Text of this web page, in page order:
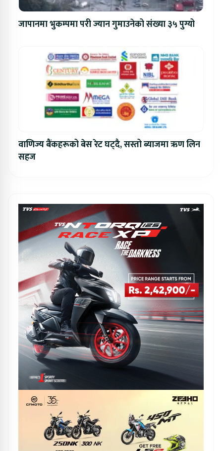
जापानमा भुकम्पमा परी ज्यान गुमाउनेको संख्या ३५ पुग्यो
वाणिज्य बैंकहरूको बेस रेट घट्दै, सस्तो ब्याजमा ऋण लिन
सहज